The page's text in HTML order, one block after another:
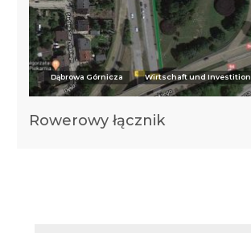
Dąbrowa Górnicza Wirtschaft und Investition
Rowerowy łącznik